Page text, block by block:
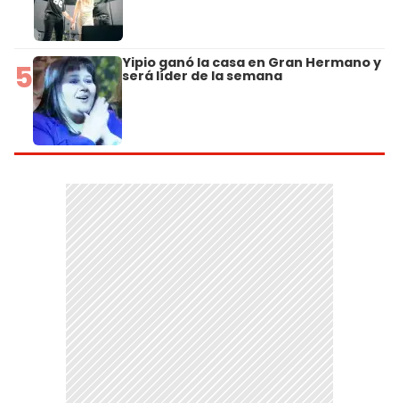
5 Yipio ganó la casa en Gran Hermano y
será líder de la semana